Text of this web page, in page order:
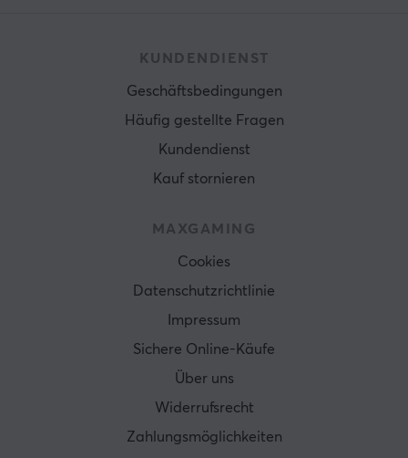
KUNDENDIENST
Geschäftsbedingungen
Häufig gestellte Fragen
Kundendienst
Kauf stornieren
MAXGAMING
Cookies
Datenschutzrichtlinie
Impressum
Sichere Online-Käufe
Über uns
Widerrufsrecht
Zahlungsmöglichkeiten